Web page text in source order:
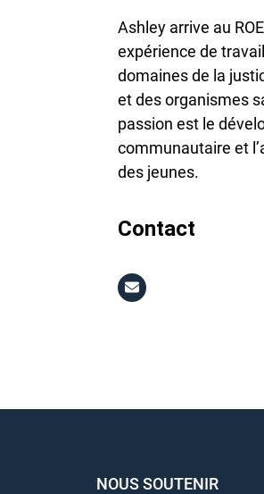
Ashley arrive au
expérience de
domaines de la
et des organismes
passion est le
communautaire et
des jeunes.
Contact
NOUS SOUTENIR